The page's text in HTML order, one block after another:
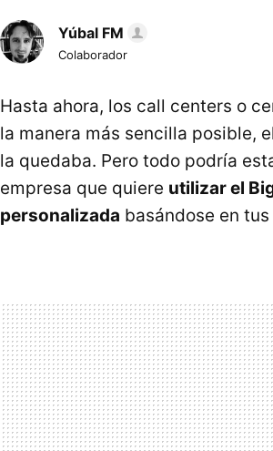
Yúbal FM
Colaborador
Hasta ahora, los call centers o
la manera más sencilla posible,
la quedaba. Pero todo podría
empresa que quiere utilizar el
personalizada basándose en